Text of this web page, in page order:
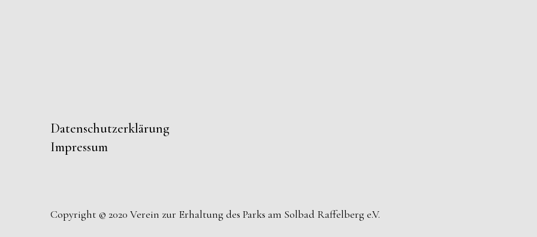
Datenschutzerklärung
Impressum
Copyright © 2020 Verein zur Erhaltung des Parks am Solbad Raffelberg e.V